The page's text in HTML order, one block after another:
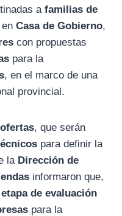
a familias de
Casa de Gobierno,
con propuestas
para la
, en el marco de una
provincial.
, que serán
para definir la
la Dirección de
informaron que,
etapa de evaluación
para la